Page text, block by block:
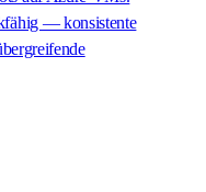
— konsistente